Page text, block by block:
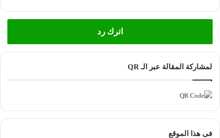
اترك رد
لمشاركة المقالة عبر الـ QR
فى هذا الموقع